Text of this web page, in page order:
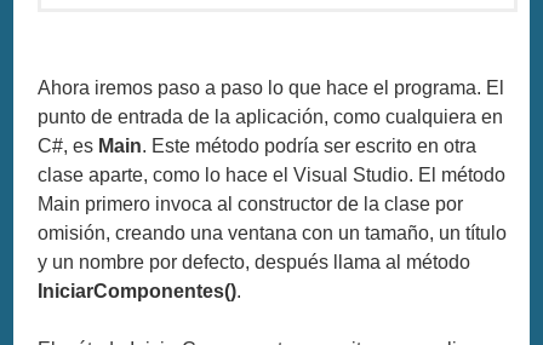
Ahora iremos paso a paso lo que hace el programa. El
punto de entrada de la aplicación, como cualquiera en
C#, es Main. Este método podría ser escrito en otra
clase aparte, como lo hace el Visual Studio. El método
Main primero invoca al constructor de la clase por
omisión, creando una ventana con un tamaño, un título
y un nombre por defecto, después llama al método
IniciarComponentes().